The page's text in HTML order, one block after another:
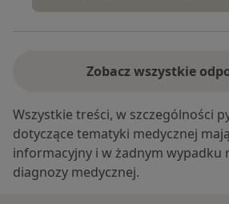
Zobacz wszystkie
Wszystkie treści, w szczególności
dotyczące tematyki medycznej
informacyjny i w żadnym wypadku
diagnozy medycznej.